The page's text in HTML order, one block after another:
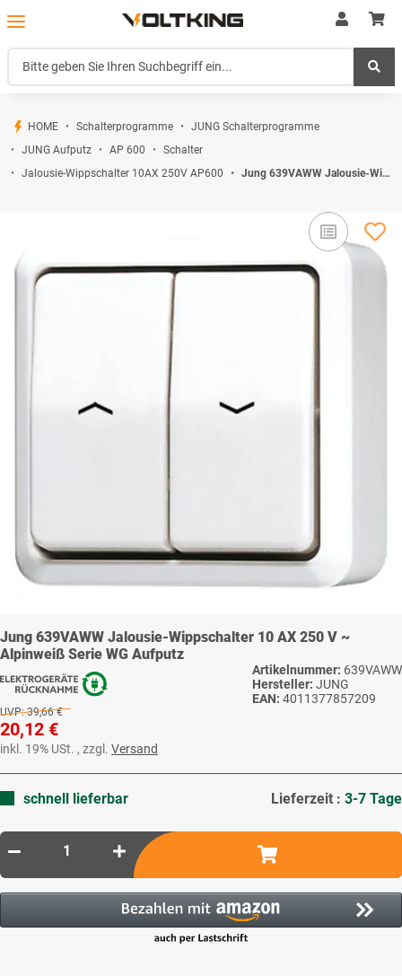
HOME Schalterprogramme
JUNG Schalterprogramme
JUNG Aufputz
AP 600
Schalter
Jalousie-Wippschalter 10AX 250V AP600
Jung 639VAWW Jalousie-Wippschalter 10 AX 250 V ~ Alpinweiß Serie WG Aufputz
Jung 639VAWW Jalousie-Wippschalter 10 AX 250 V ~
Alpinweiß Serie WG Aufputz
Artikelnummer: 639VAWW
Hersteller: JUNG
EAN: 4011377857209
UVP: 39,66 €
20,12 €
inkl. 19% USt. , zzgl. Versand
schnell lieferbar Lieferzeit : 3-7 Tage